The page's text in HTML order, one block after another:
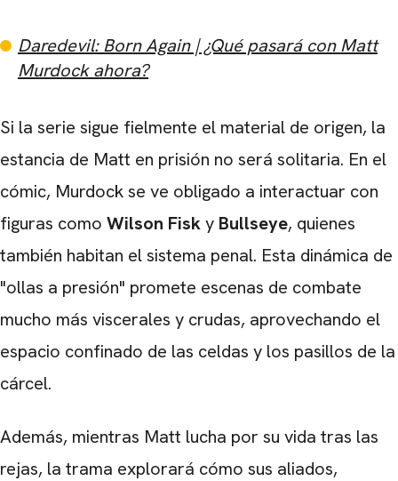
Daredevil: Born Again | ¿Qué pasará con Matt
Murdock ahora?
Si la serie sigue fielmente el material de origen, la
estancia de Matt en prisión no será solitaria. En el
cómic, Murdock se ve obligado a interactuar con
figuras como Wilson Fisky Bullseye, quienes
también habitan el sistema penal. Esta dinámica de
"ollas a presión" promete escenas de combate
mucho más viscerales y crudas, aprovechando el
espacio confinado de las celdas y los pasillos de la
cárcel.
Además, mientras Matt lucha por su vida tras las
rejas, la trama explorará cómo sus aliados,